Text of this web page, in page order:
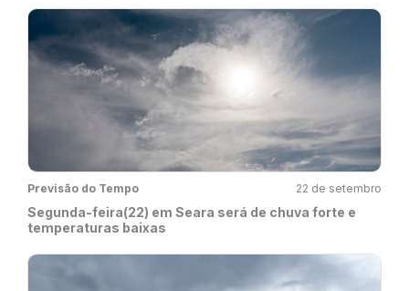
Previsão do Tempo 22 de setembro
Segunda-feira(22) em Seara será de chuva forte e
temperaturas baixas